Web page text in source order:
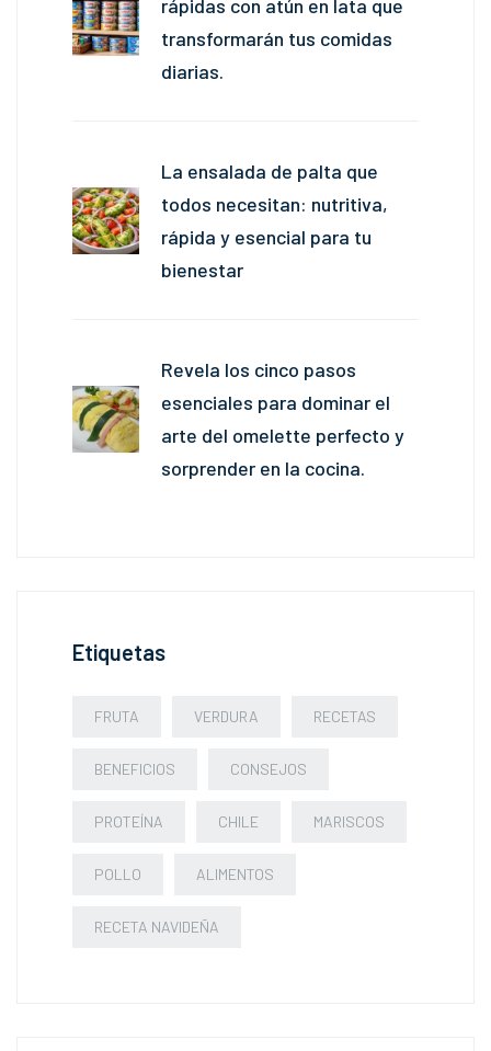
rápidas con atún en lata que
transformarán tus comidas
diarias.
La ensalada de palta que
todos necesitan: nutritiva,
rápida y esencial para tu
bienestar
Revela los cinco pasos
esenciales para dominar el
arte del omelette perfecto y
sorprender en la cocina.
Etiquetas
FRUTA VERDURA RECETAS
BENEFICIOS CONSEJOS
PROTEÍNA CHILE MARISCOS
POLLO ALIMENTOS
RECETA NAVIDEÑA